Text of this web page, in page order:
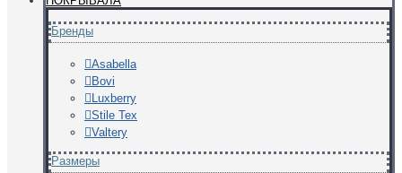
Бренды
Asabella
Bovi
Luxberry
Stile Tex
Valtery
Размеры